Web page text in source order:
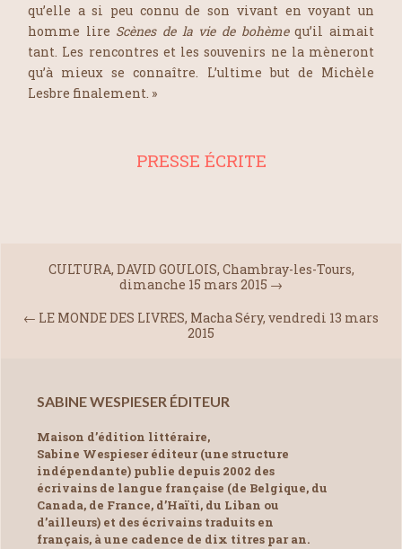
qu’elle a si peu connu de son vivant en voyant un
homme lire Scènes de la vie de bohèmequ’il aimait
tant. Les rencontres et les souvenirs ne la mèneront
qu’à mieux se connaître. L’ultime but de Michèle
Lesbre finalement. »
PRESSE ÉCRITE
CULTURA, DAVID GOULOIS, Chambray-les-Tours,
dimanche 15 mars 2015 →
← LE MONDE DES LIVRES, Macha Séry, vendredi 13 mars
2015
SABINE WESPIESER ÉDITEUR
Maison d’édition littéraire,
Sabine Wespieser éditeur (une structure
indépendante) publie depuis 2002 des
écrivains de langue française (de Belgique, du
Canada, de France, d’Haïti, du Liban ou
d’ailleurs) et des écrivains traduits en
français, à une cadence de dix titres par an.